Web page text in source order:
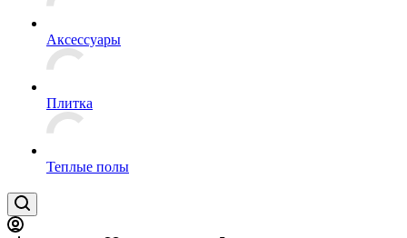
Аксессуары
Плитка
Теплые полы